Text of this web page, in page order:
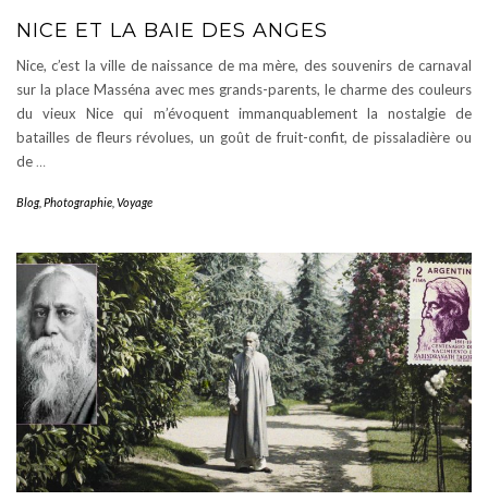
NICE ET LA BAIE DES ANGES
Nice, c’est la ville de naissance de ma mère, des souvenirs de carnaval
sur la place Masséna avec mes grands-parents, le charme des couleurs
du vieux Nice qui m’évoquent immanquablement la nostalgie de
batailles de fleurs révolues, un goût de fruit-confit, de pissaladière ou
de…
Blog, Photographie Voyage